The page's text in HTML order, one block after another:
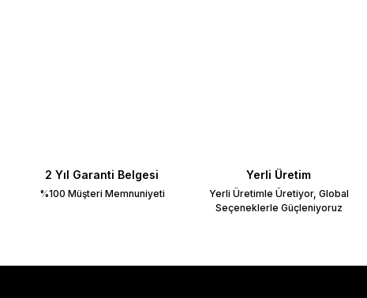
2 Yıl Garanti Belgesi
%100 Müşteri Memnuniyeti
Yerli Üretim
Yerli Üretimle Üretiyor, Global
Seçeneklerle Güçleniyoruz